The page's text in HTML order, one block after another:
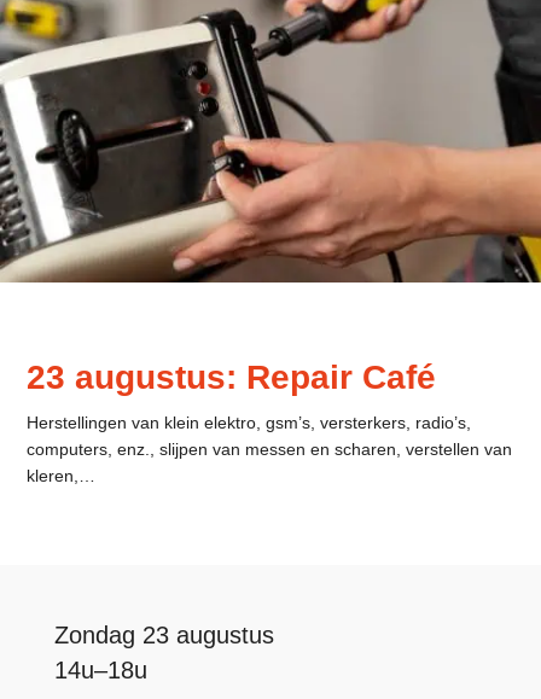
23 augustus: Repair Café
Herstellingen van klein elektro, gsm’s, versterkers, radio’s,
computers, enz., slijpen van messen en scharen, verstellen van
kleren,…
Zondag 23 augustus
14u–18u